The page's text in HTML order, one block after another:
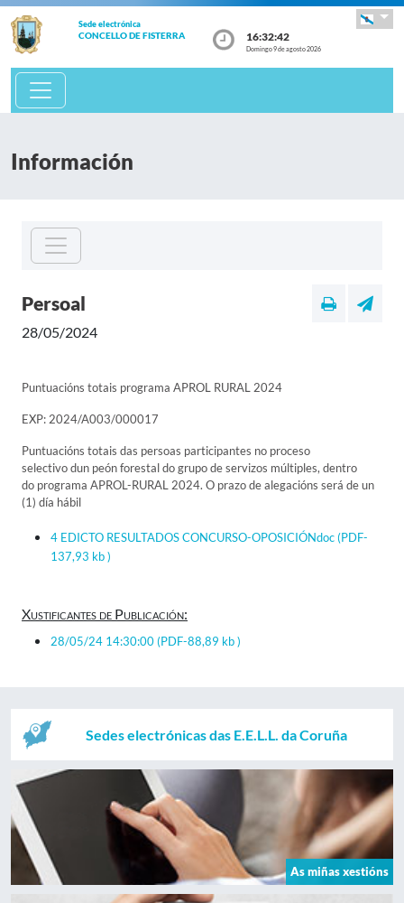
Sede electrónica
CONCELLO DE FISTERRA 16:32:42
Domingo 9 de agosto 2026
Información
Persoal
28/05/2024
Puntuacións totais programa APROL RURAL 2024
EXP: 2024/A003/000017
Puntuacións totais das persoas participantes no proceso
selectivo dun peón forestal do grupo de servizos múltiples, dentro
do programa APROL-RURAL 2024. O prazo de alegacións será de un
(1) día hábil
4 EDICTO RESULTADOS CONCURSO-OPOSICIÓNdoc(PDF-
137,93 kb )
Xustificantes de Publicación:
28/05/24 14:30:00(PDF-88,89 kb )
Sedes electrónicas das E.E.L.L. da Coruña
As miñas xestións